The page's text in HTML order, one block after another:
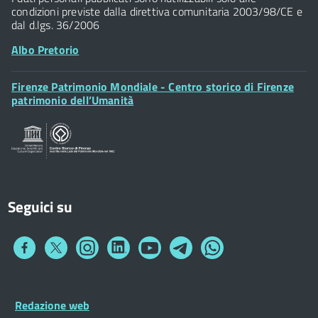
Posta Elettronica Certificata
condizioni previste dalla direttiva comunitaria 2003/98/CE e
dal d.lgs. 36/2006
Albo Pretorio
Footer
Widget
Firenze Patrimonio Mondiale - Centro storico di Firenze
patrimonio dell’Umanità
Seguici su
Collegamento
Collegamento
a
Collegamento
a
Collegamento
a
Collegamento
a
Collegamento
a
Collegamento
a
Footer
Widget
Footer
Redazione web